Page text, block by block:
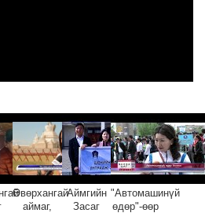
Өвөрхангай
аймаг,
Аймгийн
Засаг
"Автомашинүй
өдөр"-өөр